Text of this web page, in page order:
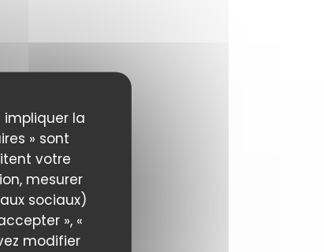
impliquer la
» sont
votre
mesurer
sociaux)
», «
modifier